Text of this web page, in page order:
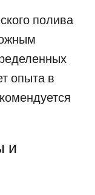
полива
опыта в
и